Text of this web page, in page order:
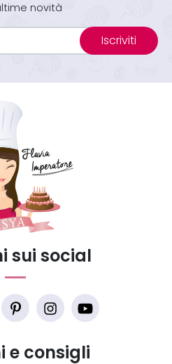
novità
Iscriviti
e consigli
sui social